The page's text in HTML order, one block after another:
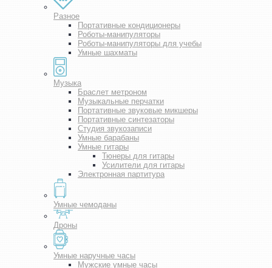
Разное
Портативные кондиционеры
Роботы-манипуляторы
Роботы-манипуляторы для учебы
Умные шахматы
Музыка
Браслет метроном
Музыкальные перчатки
Портативные звуковые микшеры
Портативные синтезаторы
Студия звукозаписи
Умные барабаны
Умные гитары
Тюнеры для гитары
Усилители для гитары
Электронная партитура
Умные чемоданы
Дроны
Умные наручные часы
Мужские умные часы